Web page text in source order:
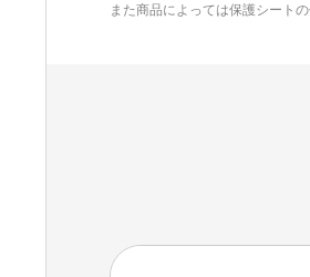
また商品によっては保護シート